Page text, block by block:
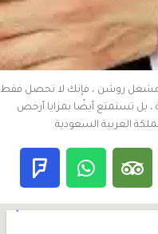
مشغل روشن ، فإنك لا تحصل فقط
، بل تستمتع أيضًا بمزايا أرخص
العربية السعودية